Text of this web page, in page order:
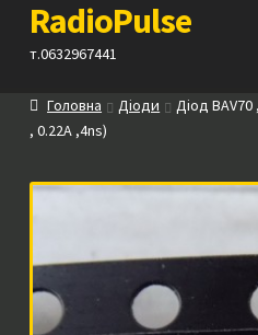
Перейти
до
Перейти
до
RadioPulse
т.0632967441
Головна Діоди
Діод
, 0.22A ,4ns)